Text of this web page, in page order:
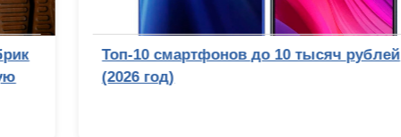
Топ-10 смартфонов до 10 тысяч рублей
(2026 год)